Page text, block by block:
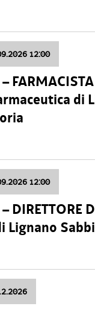
12:00
di
12:00
Lignano